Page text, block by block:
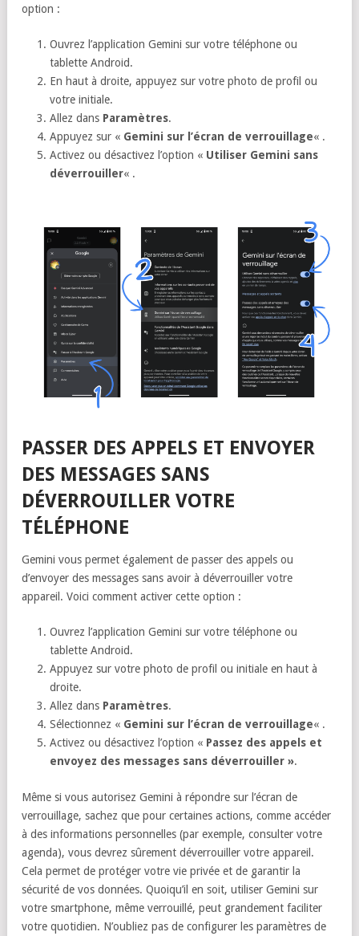
option :
Ouvrez l’application Gemini sur votre téléphone ou
tablette Android.
En haut à droite, appuyez sur votre photo de profil ou
votre initiale.
Allez dans Paramètres.
Appuyez sur « Gemini sur l’écran de verrouillage« .
Activez ou désactivez l’option « Utiliser Gemini sans
déverrouiller« .
PASSER DES APPELS ET ENVOYER
DES MESSAGES SANS
DÉVERROUILLER VOTRE
TÉLÉPHONE
Gemini vous permet également de passer des appels ou
d’envoyer des messages sans avoir à déverrouiller votre
appareil. Voici comment activer cette option :
Ouvrez l’application Gemini sur votre téléphone ou
tablette Android.
Appuyez sur votre photo de profil ou initiale en haut à
droite.
Allez dans Paramètres.
Sélectionnez « Gemini sur l’écran de verrouillage« .
Activez ou désactivez l’option « Passez des appels et
envoyez des messages sans déverrouiller ».
Même si vous autorisez Gemini à répondre sur l’écran de
verrouillage, sachez que pour certaines actions, comme accéder
à des informations personnelles (par exemple, consulter votre
agenda), vous devrez sûrement déverrouiller votre appareil.
Cela permet de protéger votre vie privée et de garantir la
sécurité de vos données. Quoiqu’il en soit, utiliser Gemini sur
votre smartphone, même verrouillé, peut grandement faciliter
votre quotidien. N’oubliez pas de configurer les paramètres de